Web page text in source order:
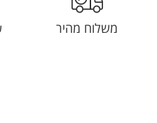
משלוח מהיר